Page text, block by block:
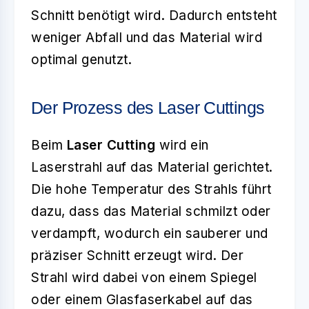
Schnitt benötigt wird. Dadurch entsteht
weniger Abfall und das Material wird
optimal genutzt.
Der Prozess des Laser Cuttings
Beim Laser Cutting wird ein
Laserstrahl auf das Material gerichtet.
Die hohe Temperatur des Strahls führt
dazu, dass das Material schmilzt oder
verdampft, wodurch ein sauberer und
präziser Schnitt erzeugt wird. Der
Strahl wird dabei von einem Spiegel
oder einem Glasfaserkabel auf das